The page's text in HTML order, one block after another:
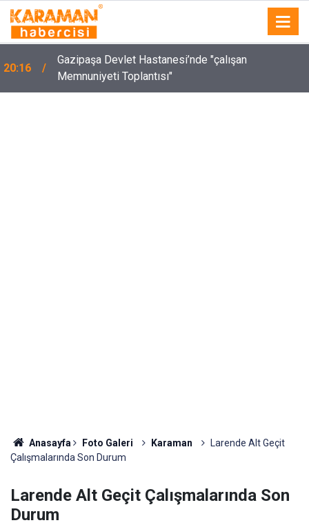
20:16
Gazipaşa Devlet Hastanesi’nde "çalışan
Memnuniyeti Toplantısı"
19:48
18 Madencinin Öldüğü Olayın Firari Hükümlüsü
Yakalandı
Anasayfa Foto Galeri Karaman
Larende Alt Geçit
Çalışmalarında Son Durum
Larende Alt Geçit Çalışmalarında Son
Durum